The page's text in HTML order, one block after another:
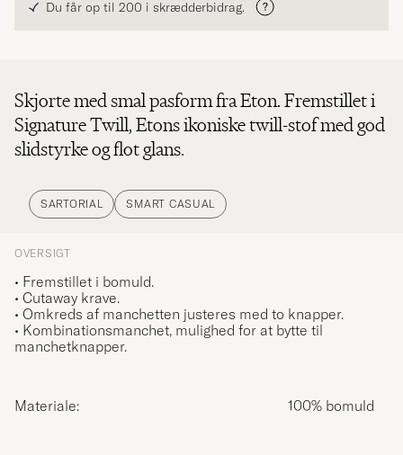
Du får op til 200 i skrædderbidrag.
Skjorte med smal pasform fra Eton. Fremstillet i
Signature Twill, Etons ikoniske twill-stof med god
slidstyrke og flot glans.
SARTORIAL SMART CASUAL
OVERSIGT
• Fremstillet i bomuld.
• Cutaway krave.
• Omkreds af manchetten justeres med to knapper.
• Kombinationsmanchet, mulighed for at bytte til
manchetknapper.
Materiale: 100% bomuld